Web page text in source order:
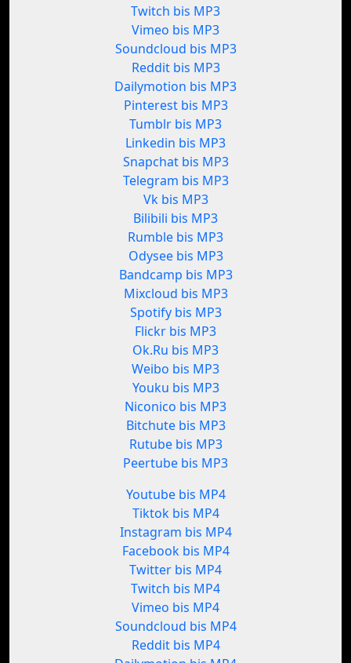
Twitch bis MP3
Vimeo bis MP3
Soundcloud bis MP3
Reddit bis MP3
Dailymotion bis MP3
Pinterest bis MP3
Tumblr bis MP3
Linkedin bis MP3
Snapchat bis MP3
Telegram bis MP3
Vk bis MP3
Bilibili bis MP3
Rumble bis MP3
Odysee bis MP3
Bandcamp bis MP3
Mixcloud bis MP3
Spotify bis MP3
Flickr bis MP3
Ok.Ru bis MP3
Weibo bis MP3
Youku bis MP3
Niconico bis MP3
Bitchute bis MP3
Rutube bis MP3
Peertube bis MP3
Youtube bis MP4
Tiktok bis MP4
Instagram bis MP4
Facebook bis MP4
Twitter bis MP4
Twitch bis MP4
Vimeo bis MP4
Soundcloud bis MP4
Reddit bis MP4